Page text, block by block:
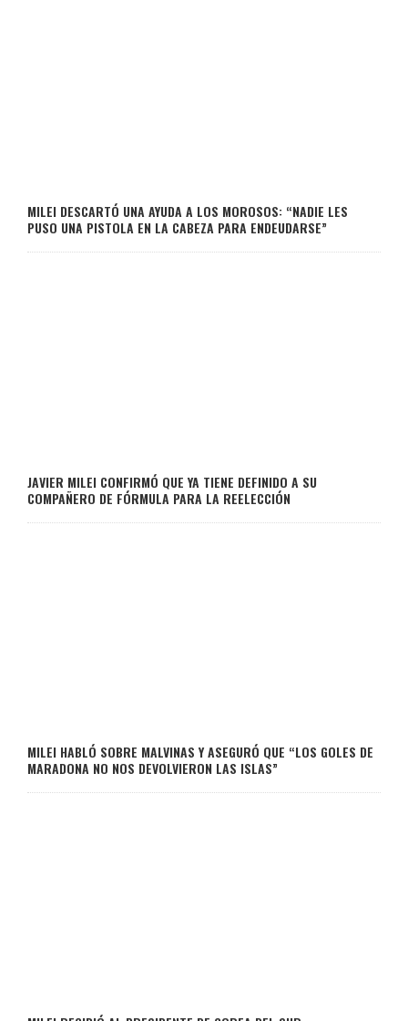
MILEI DESCARTÓ UNA AYUDA A LOS MOROSOS: “NADIE LES
PUSO UNA PISTOLA EN LA CABEZA PARA ENDEUDARSE”
JAVIER MILEI CONFIRMÓ QUE YA TIENE DEFINIDO A SU
COMPAÑERO DE FÓRMULA PARA LA REELECCIÓN
MILEI HABLÓ SOBRE MALVINAS Y ASEGURÓ QUE “LOS GOLES DE
MARADONA NO NOS DEVOLVIERON LAS ISLAS”